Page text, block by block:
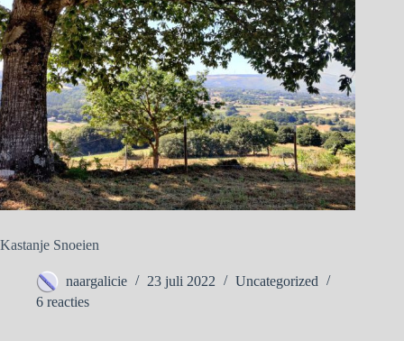
Kastanje Snoeien
naargalicie 23 juli 2022
Uncategorized
6 reacties